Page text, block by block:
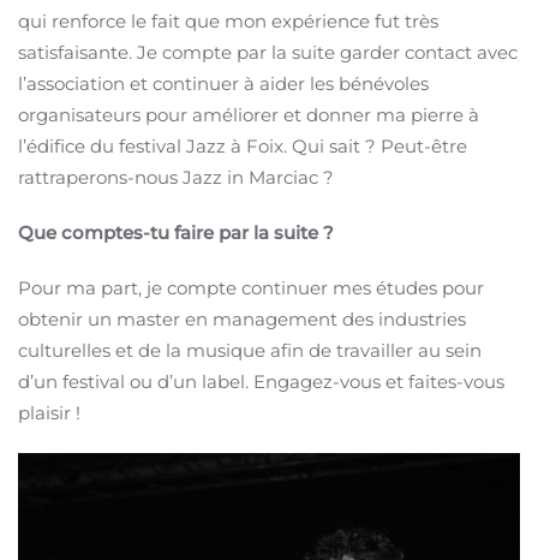
qui renforce le fait que mon expérience fut très
satisfaisante. Je compte par la suite garder contact avec
l’association et continuer à aider les bénévoles
organisateurs pour améliorer et donner ma pierre à
l’édifice du festival Jazz à Foix. Qui sait ? Peut-être
rattraperons-nous Jazz in Marciac ?
Que comptes-tu faire par la suite ?
Pour ma part, je compte continuer mes études pour
obtenir un master en management des industries
culturelles et de la musique afin de travailler au sein
d’un festival ou d’un label. Engagez-vous et faites-vous
plaisir !